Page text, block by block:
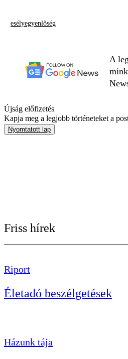
esélyegyenlőség
A
Újság előfizetés
Kapja meg a legjobb történeteket a
Nyomtatott lap
Friss hírek
Riport
Életadó beszélgetések
Házunk tája